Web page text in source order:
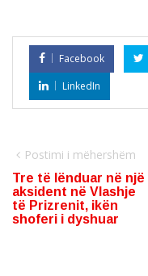
Facebook
LinkedIn
Postimi i mëhershëm
Tre të lënduar në një
aksident në Vlashje
të Prizrenit, ikën
shoferi i dyshuar